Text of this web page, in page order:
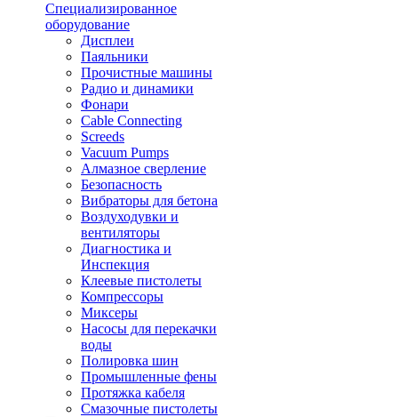
Специализированное
оборудование
Дисплеи
Паяльники
Прочистные машины
Радио и динамики
Фонари
Cable Connecting
Screeds
Vacuum Pumps
Алмазное сверление
Безопасность
Вибраторы для бетона
Воздуходувки и
вентиляторы
Диагностика и
Инспекция
Клеевые пистолеты
Компрессоры
Миксеры
Насосы для перекачки
воды
Полировка шин
Промышленные фены
Протяжка кабеля
Смазочные пистолеты